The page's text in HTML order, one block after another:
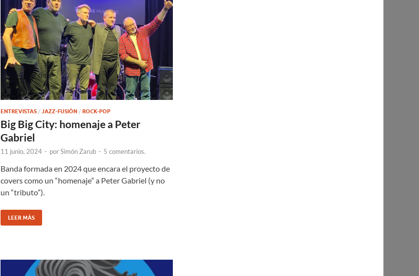
ENTREVISTAS / JAZZ-FUSIÓN / ROCK-POP
Big Big City: homenaje a Peter
Gabriel
11 junio, 2024 - porSimón Zarub - 5 comentarios.
Banda formada en 2024 que encara el proyecto de
covers como un “homenaje” a Peter Gabriel (y no
un “tributo”).
LEER MÁS